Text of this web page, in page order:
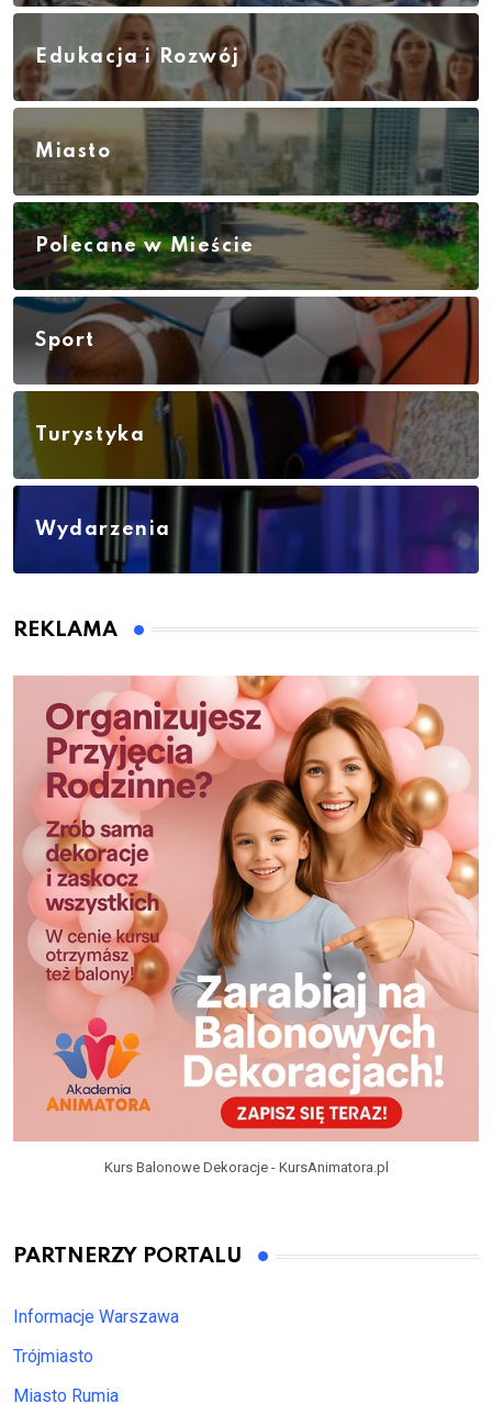
Edukacja i Rozwój
Miasto
Polecane w Mieście
Sport
Turystyka
Wydarzenia
REKLAMA
Kurs Balonowe Dekoracje - KursAnimatora.pl
PARTNERZY PORTALU
Informacje Warszawa
Trójmiasto
Miasto Rumia